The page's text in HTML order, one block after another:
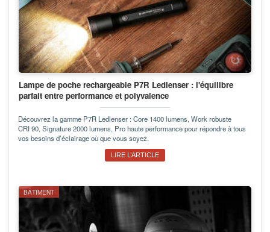
Lampe de poche rechargeable P7R Ledlenser : l'équilibre
parfait entre performance et polyvalence
Découvrez la gamme P7R Ledlenser : Core 1400 lumens, Work robuste
CRI 90, Signature 2000 lumens, Pro haute performance pour répondre à tous
vos besoins d’éclairage où que vous soyez.
LIRE L’ARTICLE
BÂTIMENT